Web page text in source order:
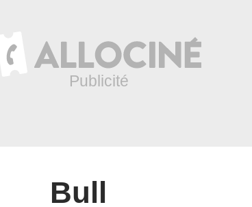
Bull